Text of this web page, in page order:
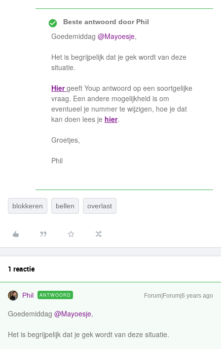
Beste antwoord doorPhil
Goedemiddag @Mayoesje,
Het is begrijpelijk dat je gek wordt van deze
situatie.
Hier geeft Youp antwoord op een soortgelijke
vraag. Een andere mogelijkheid is om
eventueel je nummer te wijzigen, hoe je dat
kan doen lees je hier.
Groetjes,
Phil
blokkeren bellen overlast
1 reactie
Phil ANTWOORD Forum|Forum|6 years ago
Goedemiddag @Mayoesje,
Het is begrijpelijk dat je gek wordt van deze situatie.